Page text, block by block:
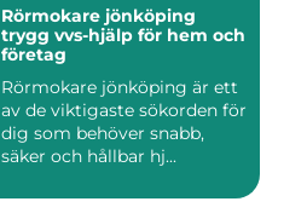
Rörmokare jönköping
trygg vvs-hjälp för hem och
företag
Rörmokare jönköping är ett
av de viktigaste sökorden för
dig som behöver snabb,
säker och hållbar hj...